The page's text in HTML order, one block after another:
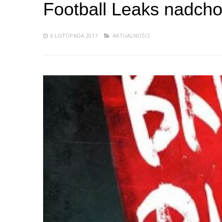
Football Leaks
6 LISTOPADA 2017 AKTUALNOŚCI